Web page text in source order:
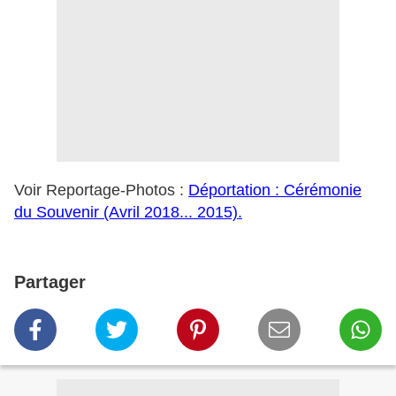
Voir Reportage-Photos : Déportation : Cérémonie
du Souvenir (Avril 2018... 2015).
Partager